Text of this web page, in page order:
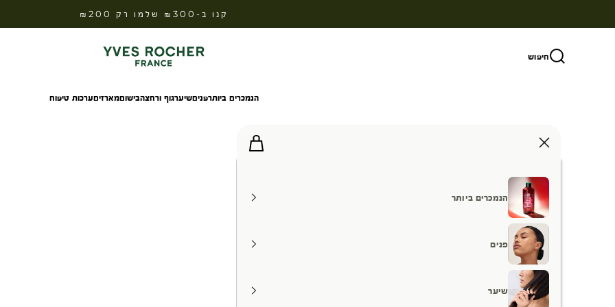
קנו ב-₪300 שלמו רק ₪200
חיפוש Yves Rocher Israel
הנמכרים ביותרפניםשיערגוף ורחצהבישוםמארזיםערכות טיפוח
הנמכרים ביותר
פנים
שיער